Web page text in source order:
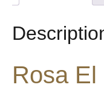
Rosa El